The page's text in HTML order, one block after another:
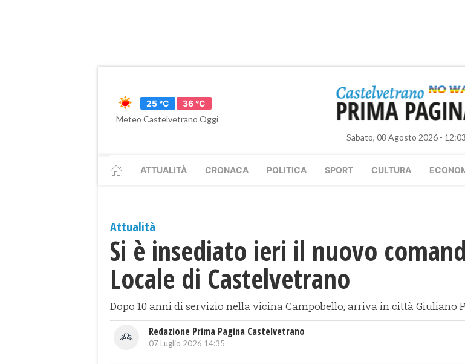
25 °C
36 °C
Meteo Castelvetrano Oggi
Sabato, 08 Agosto 2026 - 12:03
ATTUALITÀ CRONACA POLITICA SPORT CULTURA
Attualità
Si è insediato ieri il nuovo
Locale di Castelvetrano
Dopo 10 anni di servizio nella vicina Campobello, arriva in città Giuliano
Redazione Prima Pagina Castelvetrano
07 Luglio 2026 14:35